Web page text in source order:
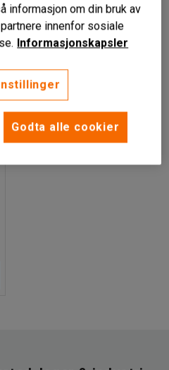
informasjon om din bruk av
innenfor sosiale
Informasjonskapsler
Godta alle cookier